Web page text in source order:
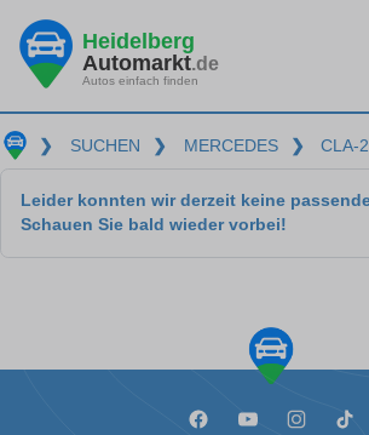
Heidelberg
Automarkt.de
Autos einfach finden
❯ SUCHEN ❯ MERCEDES ❯ CLA-
Leider konnten wir derzeit keine
Schauen Sie bald wieder vorbei!